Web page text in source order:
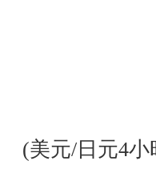
(美元/日元4小